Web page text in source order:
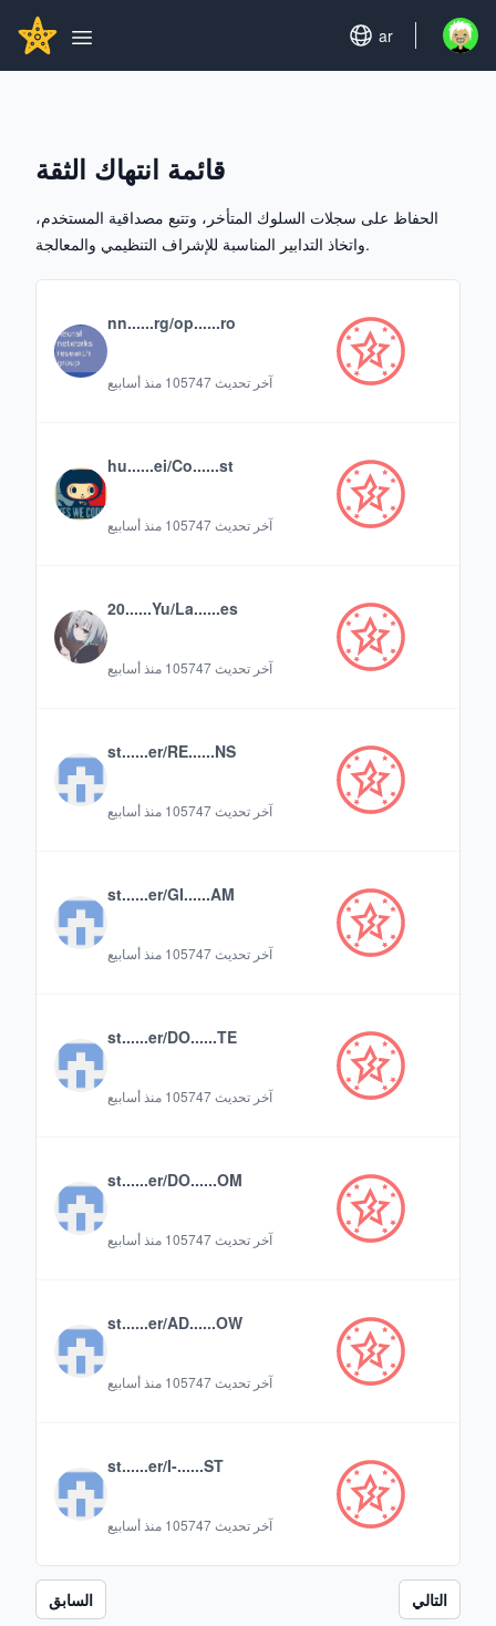
GITHUBSTAR
Open main menu
Set language
ar Open
قائمة انتهاك الثقة
الحفاظ على سجلات السلوك المتأخر، وتتبع مصداقية المستخدم،
واتخاذ التدابير المناسبة للإشراف التنظيمي والمعالجة.
nn......rg/op......ro
آخر تحديث105747 منذ أسابيع
hu......ei/Co......st
آخر تحديث105747 منذ أسابيع
20......Yu/La......es
آخر تحديث105747 منذ أسابيع
st......er/RE......NS
آخر تحديث105747 منذ أسابيع
st......er/GI......AM
آخر تحديث105747 منذ أسابيع
st......er/DO......TE
آخر تحديث105747 منذ أسابيع
st......er/DO......OM
آخر تحديث105747 منذ أسابيع
st......er/AD......OW
آخر تحديث105747 منذ أسابيع
st......er/I-......ST
آخر تحديث105747 منذ أسابيع
السابق التالي